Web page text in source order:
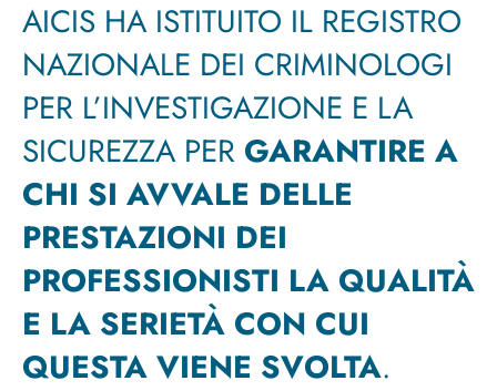
AICIS HA ISTITUITO IL REGISTRO
NAZIONALE DEI CRIMINOLOGI
PER L’INVESTIGAZIONE E LA
SICUREZZA PER GARANTIRE A
CHI SI AVVALE DELLE
PRESTAZIONI DEI
PROFESSIONISTI LA QUALITÀ
E LA SERIETÀ CON CUI
QUESTA VIENE SVOLTA.